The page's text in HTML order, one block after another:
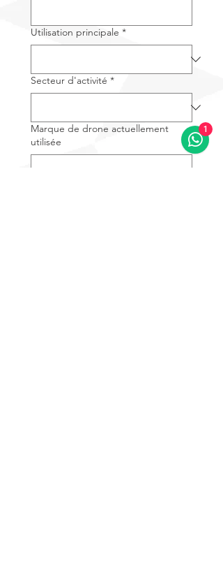
Utilisation principale *
Secteur d'activité *
Marque de drone actuellement
utilisée
1